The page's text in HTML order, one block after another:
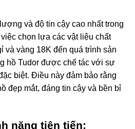
và độ tin cậy cao nhất trong
chọn lựa các vật liệu chất
và vàng 18K đến quá trình sản
hồ Tudor được chế tác với sự
biệt. Điều này đảm bảo rằng
đẹp mắt, đáng tin cậy và bền bỉ
năng tiên tiến: